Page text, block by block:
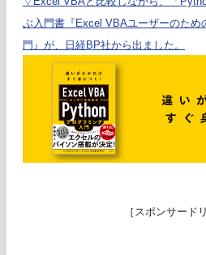
ぶ入門書『Excel VBAユーザーのため
門』が、日経BP社から出ました。
［スポンサード